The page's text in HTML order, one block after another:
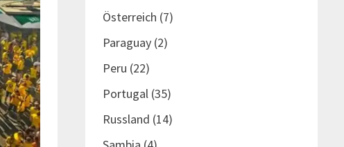
Österreich (7)
Paraguay(2)
Peru (22)
Portugal(35)
Russland (14)